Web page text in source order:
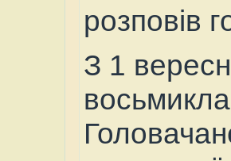
розповів
З 1